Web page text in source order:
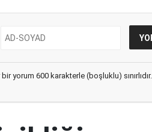
yorum 600 karakterle (boşluklu) sınırlıdır.